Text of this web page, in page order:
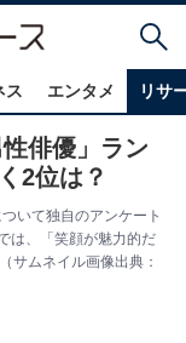
ス エンタメ リサ
俳優」ラン
2位は？
いて独自のアンケート
は、「笑顔が魅力的だ
サムネイル画像出典：